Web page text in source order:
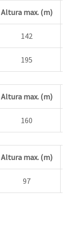
Altura max. (m)
142
195
Altura max. (m)
160
Altura max. (m)
97